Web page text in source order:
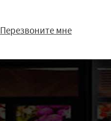
Перезвоните мне